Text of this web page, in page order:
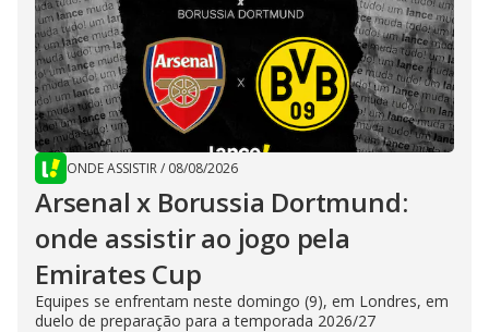
ONDE ASSISTIR/ 08/08/2026
Arsenal x Borussia Dortmund:
onde assistir ao jogo pela
Emirates Cup
Equipes se enfrentam neste domingo (9), em Londres, em
duelo de preparação para a temporada 2026/27